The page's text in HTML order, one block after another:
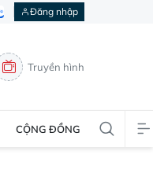
Đăng nhập
Truyền hình
CỘNG ĐỒNG